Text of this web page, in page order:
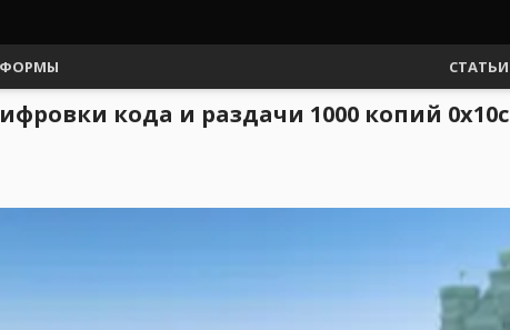
СТАТЬИ
кода и раздачи 1000 копий 0x10c